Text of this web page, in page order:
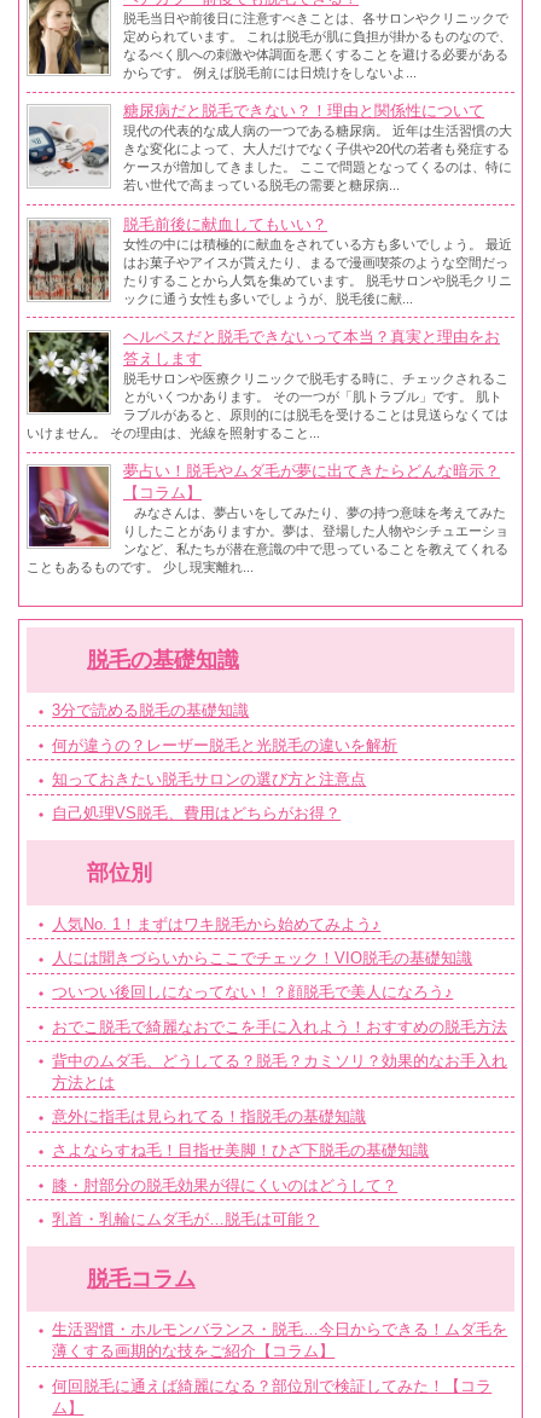
脱毛当日や前後日に注意すべきことは、各サロンやクリニックで
定められています。 これは脱毛が肌に負担が掛かるものなので、
なるべく肌への刺激や体調面を悪くすることを避ける必要がある
からです。 例えば脱毛前には日焼けをしないよ...
糖尿病だと脱毛できない？！理由と関係性について
現代の代表的な成人病の一つである糖尿病。 近年は生活習慣の大
きな変化によって、大人だけでなく子供や20代の若者も発症する
ケースが増加してきました。 ここで問題となってくるのは、特に
若い世代で高まっている脱毛の需要と糖尿病...
脱毛前後に献血してもいい？
女性の中には積極的に献血をされている方も多いでしょう。 最近
はお菓子やアイスが貰えたり、まるで漫画喫茶のような空間だっ
たりすることから人気を集めています。 脱毛サロンや脱毛クリニ
ックに通う女性も多いでしょうが、脱毛後に献...
ヘルペスだと脱毛できないって本当？真実と理由をお
答えします
脱毛サロンや医療クリニックで脱毛する時に、チェックされるこ
とがいくつかあります。 その一つが「肌トラブル」です。 肌ト
ラブルがあると、原則的には脱毛を受けることは見送らなくては
いけません。 その理由は、光線を照射すること...
夢占い！脱毛やムダ毛が夢に出てきたらどんな暗示？
【コラム】
みなさんは、夢占いをしてみたり、夢の持つ意味を考えてみた
りしたことがありますか。夢は、登場した人物やシチュエーショ
ンなど、私たちが潜在意識の中で思っていることを教えてくれる
こともあるものです。 少し現実離れ...
脱毛の基礎知識
3分で読める脱毛の基礎知識
何が違うの？レーザー脱毛と光脱毛の違いを解析
知っておきたい脱毛サロンの選び方と注意点
自己処理VS脱毛、費用はどちらがお得？
部位別
人気No. 1！まずはワキ脱毛から始めてみよう♪
人には聞きづらいからここでチェック！VIO脱毛の基礎知識
ついつい後回しになってない！？顔脱毛で美人になろう♪
おでこ脱毛で綺麗なおでこを手に入れよう！おすすめの脱毛方法
背中のムダ毛、どうしてる？脱毛？カミソリ？効果的なお手入れ
方法とは
意外に指毛は見られてる！指脱毛の基礎知識
さよならすね毛！目指せ美脚！ひざ下脱毛の基礎知識
膝・肘部分の脱毛効果が得にくいのはどうして？
乳首・乳輪にムダ毛が…脱毛は可能？
脱毛コラム
生活習慣・ホルモンバランス・脱毛…今日からできる！ムダ毛を
薄くする画期的な技をご紹介【コラム】
何回脱毛に通えば綺麗になる？部位別で検証してみた！【コラ
ム】